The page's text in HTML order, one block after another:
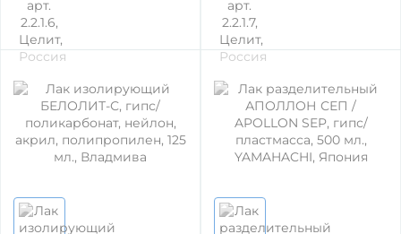
ПРОВОЛОКА, ГИЛЬЗЫ, ШИНЫ, КЛАММЕРА
УТИЛИЗАЦИЯ ОТХОДОВ